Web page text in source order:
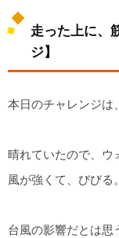
走った上に、
ジ】
本日のチャレンジは
晴れていたので、ウ
風が強くて、びびる。
台風の影響だとは思